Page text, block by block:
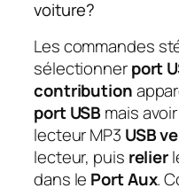
voiture?
Les commandes
sélectionnerport
contribution
port USB mais
lecteur MP3 USB
lecteur, puis relier
dans le Port Aux.